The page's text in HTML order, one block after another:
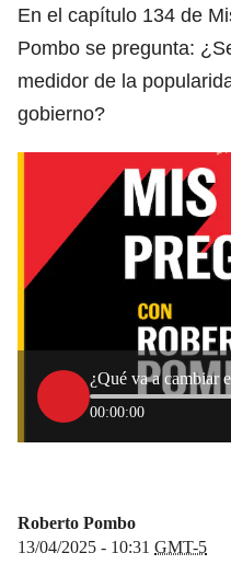
En el capítulo 134 de
Pombo se pregunta:
medidor de la
gobierno?
00:00:00
Roberto Pombo
13/04/2025 - 10:31 GMT-5